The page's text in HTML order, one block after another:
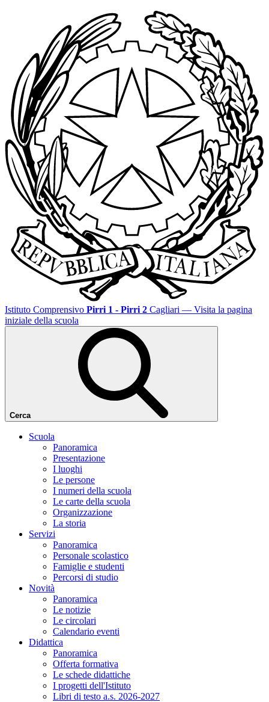
Istituto Comprensivo Pirri 1 - Pirri 2 Cagliari — Visita la pagina
iniziale della scuola
Cerca
Scuola
Panoramica
Presentazione
I luoghi
Le persone
I numeri della scuola
Le carte della scuola
Organizzazione
La storia
Servizi
Panoramica
Personale scolastico
Famiglie e studenti
Percorsi di studio
Novità
Panoramica
Le notizie
Le circolari
Calendario eventi
Didattica
Panoramica
Offerta formativa
Le schede didattiche
I progetti dell'Istituto
Libri di testo a.s. 2026-2027